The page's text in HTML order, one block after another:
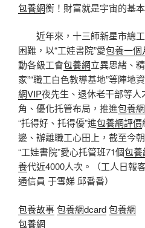
包養網衡！財富就是宇宙的基
近年來，十三師新星市總
困難，以“工娃書院”愛包養一個
動各級工會包養網立異思緒、
家”“職工白色教導基地”等陣地
網VIP夜先生、退休老干部等
角、優化托管布局，推進包養網
“托得好、托得優”進包養網評價
邊、辦離職工心田上，截至今朝
“工娃書院”愛心托管班71個包養
養代近4000人次。（工人日報
通信員 于雪娣 邱番番）
包養故事包養網dcard包養網
包養網